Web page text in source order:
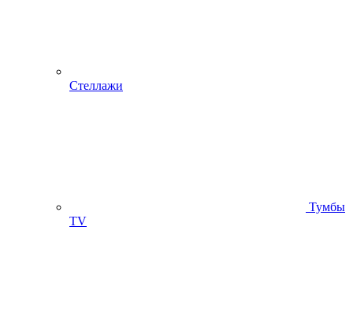
Стеллажи
Тумбы
ТV